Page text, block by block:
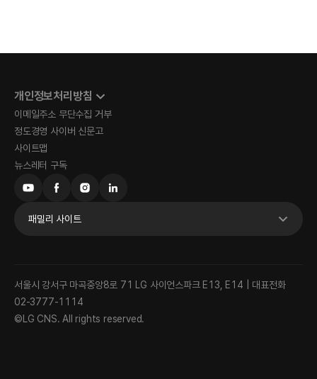
개인정보처리방침
이메일주소 무단수집 거부
정도경영 사이버 신문고
사이트맵
뉴스레터 구독
패밀리 사이트
서울시 강서구 마곡중앙8로 71 LG 사이언스파크 E13, E14 | 대표전화
02-3777-1114
©LG CNS. All rights reserved.